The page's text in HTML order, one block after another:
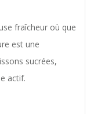
fraîcheur où que
est une
sucrées,
actif.